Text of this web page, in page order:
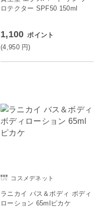
ロテクター SPF50 150ml
1,100 ポイント
(4,950 円)
コスメデネット
ラニカイ バス＆ボディ ボディ
ローション 65mlピカケ